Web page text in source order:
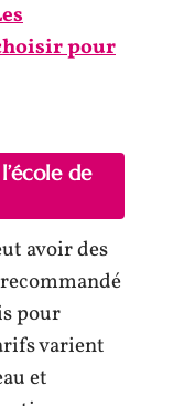
pour
de
avoir des
pour
varient
et